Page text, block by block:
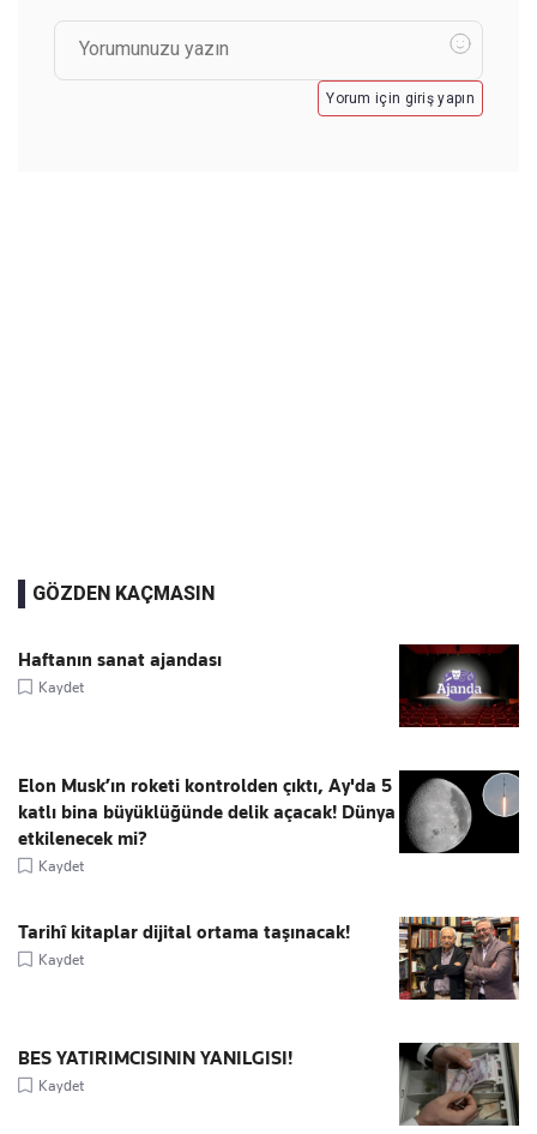
Yorum için giriş yapın
GÖZDEN KAÇMASIN
Haftanın sanat ajandası
Kaydet
Elon Musk’ın roketi kontrolden çıktı, Ay'da 5
katlı bina büyüklüğünde delik açacak! Dünya
etkilenecek mi?
Kaydet
Tarihî kitaplar dijital ortama taşınacak!
Kaydet
BES YATIRIMCISININ YANILGISI!
Kaydet